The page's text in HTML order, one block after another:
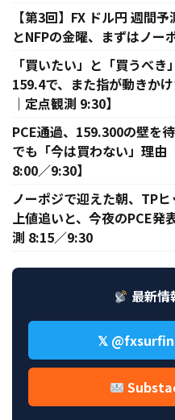
【第3回】FX ドル円 週
とNFPの金曜、まずはノー
「買いたい」と「買うべ
159.4で、また指が動きか
｜定点観測 9:30】
PCE通過、159.300の壁を
でも「今は買わない」理由
8:00／9:30】
ノーポジで迎えた朝、TP
上値追いと、今夜のPCE発
測 8:15／9:30
最新情
𝕏